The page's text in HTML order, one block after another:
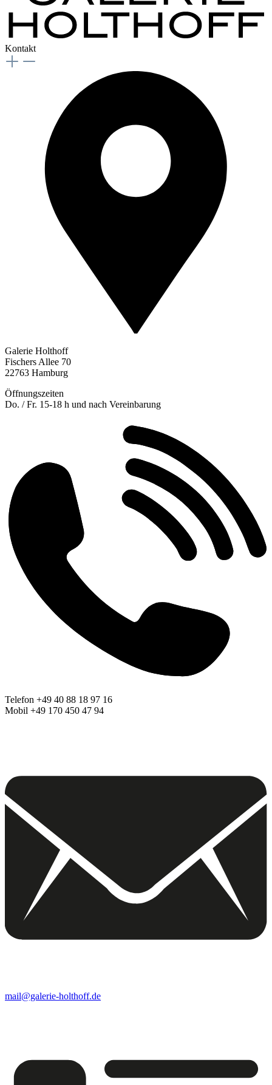
Kontakt
Galerie Holthoff
Fischers Allee 70
22763 Hamburg
Öffnungszeiten
Do. / Fr. 15-18 h und nach Vereinbarung
Telefon +49 40 88 18 97 16
Mobil +49 170 450 47 94
mail@galerie-holthoff.de